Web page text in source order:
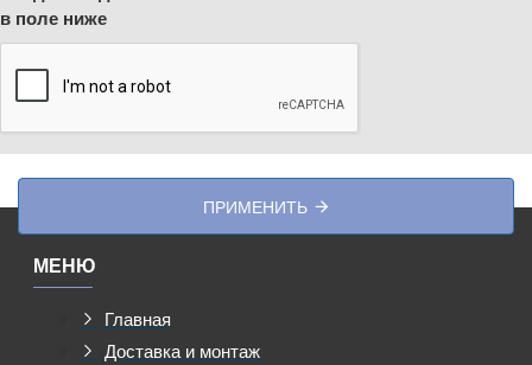
в поле ниже
ПРИМЕНИТЬ
МЕНЮ
Главная
Доставка и монтаж